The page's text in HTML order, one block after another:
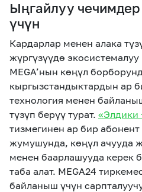
Ыңгайлуу чечимдер
үчүн
Кардарлар менен алака
жүргүзүүдө
MEGA’нын көңүл
кыргызстандыктардын ар
технология менен
түзүп берүү турат. «Элдики
тизмегинен ар бир
жумушунда, көңүл ачууда
менен баарлашууда керек
таба алат. MEGA24
байланыш үчүн